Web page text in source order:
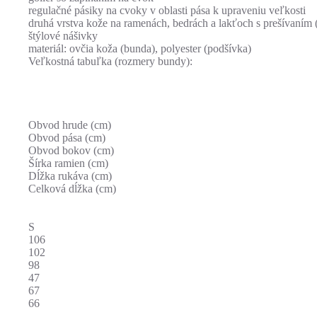
regulačné pásiky na cvoky v oblasti pása k upraveniu veľkosti
druhá vrstva kože na ramenách, bedrách a lakťoch s
štýlové nášivky
materiál: ovčia koža (bunda), polyester (podšívka)
Veľkostná tabuľka (rozmery bundy):
Obvod hrude (cm)
Obvod pása (cm)
Obvod bokov (cm)
Šírka ramien (cm)
Dĺžka rukáva (cm)
Celková dĺžka (cm)
S
106
102
98
47
67
66